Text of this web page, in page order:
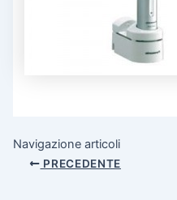
Navigazione articoli
PRECEDENTE